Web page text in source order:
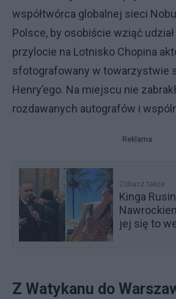
współtwórca globalnej sieci
Polsce, by osobiście wziąć
przylocie na Lotnisko Chopina
sfotografowany w towarzystwie
Henry’ego. Na miejscu nie
rozdawanych autografów i
Reklama
Zobacz także
Kinga
jej się to
Z Watykanu do